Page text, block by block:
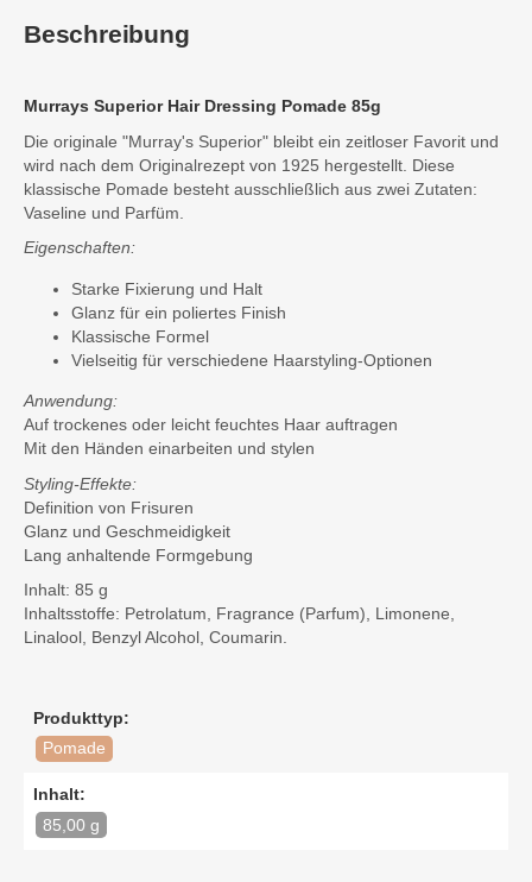
Beschreibung
Murrays Superior Hair Dressing Pomade 85g
Die originale "Murray's Superior" bleibt ein zeitloser Favorit und
wird nach dem Originalrezept von 1925 hergestellt. Diese
klassische Pomade besteht ausschließlich aus zwei Zutaten:
Vaseline und Parfüm.
Eigenschaften:
Starke Fixierung und Halt
Glanz für ein poliertes Finish
Klassische Formel
Vielseitig für verschiedene Haarstyling-Optionen
Anwendung:
Auf trockenes oder leicht feuchtes Haar auftragen
Mit den Händen einarbeiten und stylen
Styling-Effekte:
Definition von Frisuren
Glanz und Geschmeidigkeit
Lang anhaltende Formgebung
Inhalt: 85 g
Inhaltsstoffe: Petrolatum, Fragrance (Parfum), Limonene,
Linalool, Benzyl Alcohol, Coumarin.
Produkttyp:
Pomade
Inhalt:
85,00 g